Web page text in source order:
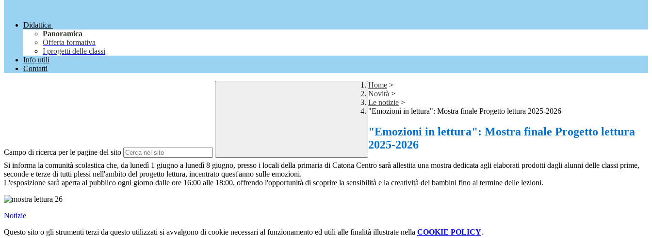
Didattica
Panoramica
Offerta formativa
I progetti delle classi
Info utili
Contatti
Campo di ricerca per le pagine del sito
Home >
Novità >
Le notizie >
"Emozioni in lettura": Mostra finale Progetto lettura 2025-2026
"Emozioni in lettura": Mostra finale Progetto lettura
2025-2026
Si informa la comunità scolastica che, da lunedì 1 giugno a lunedì 8 giugno, presso i locali della primaria di Catona Centro sarà allestita una mostra dedicata agli elaborati prodotti dagli alunni delle classi prime,
seconde e terze di tutti plessi nell'ambito del progetto lettura, incentrato quest'anno sulle emozioni.
L'esposizione sarà aperta al pubblico ogni giorno dalle ore 16:00 alle 18:00, offrendo l'opportunità di scoprire la sensibilità e la creatività dei bambini fino al termine delle lezioni.
Notizie
Questo sito o gli strumenti terzi da questo utilizzati si avvalgono di cookie necessari al funzionamento ed utili alle finalità illustrate nella COOKIE POLICY.